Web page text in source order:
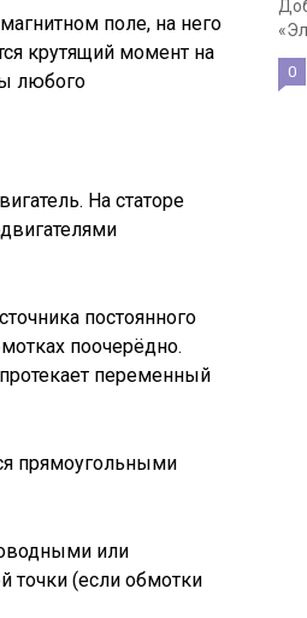
поле, на него
крутящий момент на
любого
На статоре
постоянного
поочерёдно.
переменный
прямоугольными
или
точки (если обмотки
0